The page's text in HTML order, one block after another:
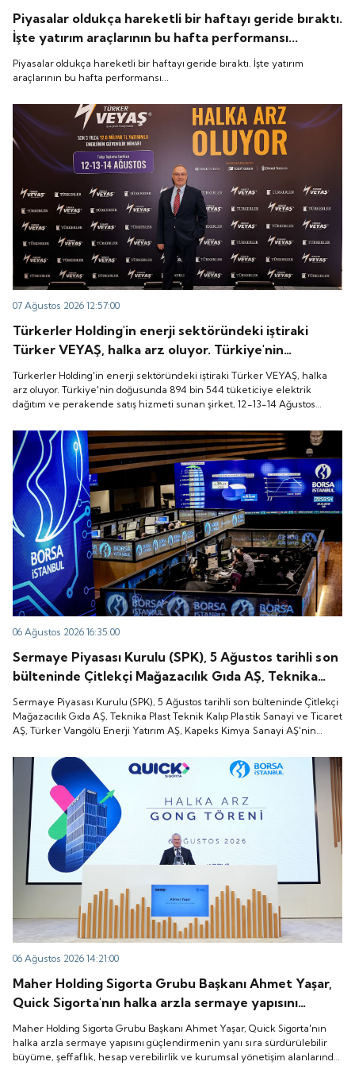
Piyasalar oldukça hareketli bir haftayı geride bıraktı.
İşte yatırım araçlarının bu hafta performansı...
Piyasalar oldukça hareketli bir haftayı geride bıraktı. İşte yatırım
araçlarının bu hafta performansı...
07 Ağustos 2026 12:57:00
Türkerler Holding'in enerji sektöründeki iştiraki
Türker VEYAŞ, halka arz oluyor. Türkiye'nin
doğusunda 894 bin 544 tüketiciye elektrik dağıtım
ve perakende satış hizmeti sunan şirket, 12-13-14
Ağustos tarihleri arasında pay başına 136 TL fiyatla
Türkerler Holding'in enerji sektöründeki iştiraki Türker VEYAŞ, halka
arz oluyor. Türkiye'nin doğusunda 894 bin 544 tüketiciye elektrik
dağıtım ve perakende satış hizmeti sunan şirket, 12-13-14 Ağustos
06 Ağustos 2026 16:35:00
Sermaye Piyasası Kurulu (SPK), 5 Ağustos tarihli son
bülteninde Çitlekçi Mağazacılık Gıda AŞ, Teknika
Plast Teknik Kalıp Plastik Sanayi ve Ticaret AŞ,
Türker Vangölü Enerji Yatırım AŞ, Kapeks Kimya
Sanayi AŞ'nin halka arzlarına onay verdiği duyurdu.
Sermaye Piyasası Kurulu (SPK), 5 Ağustos tarihli son bülteninde Çitlekçi
Mağazacılık Gıda AŞ, Teknika Plast Teknik Kalıp Plastik Sanayi ve Ticaret
AŞ, Türker Vangölü Enerji Yatırım AŞ, Kapeks Kimya Sanayi AŞ'nin
06 Ağustos 2026 14:21:00
Maher Holding Sigorta Grubu Başkanı Ahmet Yaşar,
Quick Sigorta'nın halka arzla sermaye yapısını
güçlendirmenin yanı sıra sürdürülebilir büyüme,
şeffaflık, hesap verebilirlik ve kurumsal yönetişim
alanlarında yeni bir döneme girdiğini belirtti.
Maher Holding Sigorta Grubu Başkanı Ahmet Yaşar, Quick Sigorta'nın
halka arzla sermaye yapısını güçlendirmenin yanı sıra sürdürülebilir
büyüme, şeffaflık, hesap verebilirlik ve kurumsal yönetişim alanlarında